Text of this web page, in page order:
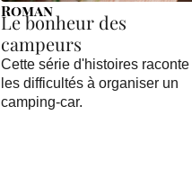
Roman
Le bonheur des
campeurs
Cette série d'histoires raconte
les difficultés à organiser un
camping-car.